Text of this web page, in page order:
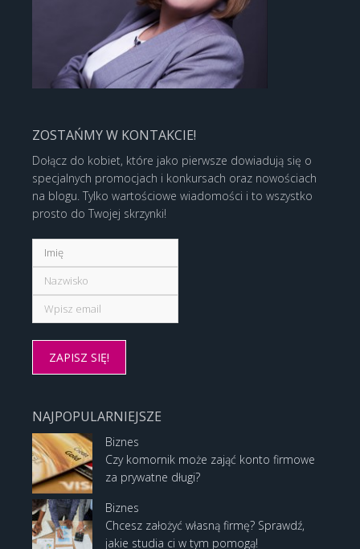
ZOSTAŃMY W KONTAKCIE!
Dołącz do kobiet, które jako pierwsze dowiadują się o
specjalnych promocjach i konkursach oraz nowościach
na blogu. Tylko wartościowe wiadomości i to wszystko
prosto do Twojej skrzynki!
NAJPOPULARNIEJSZE
Biznes
Czy komornik może zająć konto firmowe
za prywatne długi?
Biznes
Chcesz założyć własną firmę? Sprawdź,
jakie studia ci w tym pomogą!